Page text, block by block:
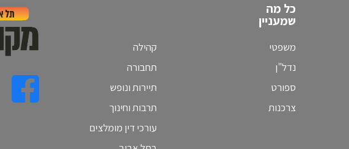
כל מה
שמעניין
משפטי
נדל"ן
ספורט
צרכנות
קהילה
תחבורה
תיירות ונופש
תרבות וחינוך
עורכי דין מומלצים